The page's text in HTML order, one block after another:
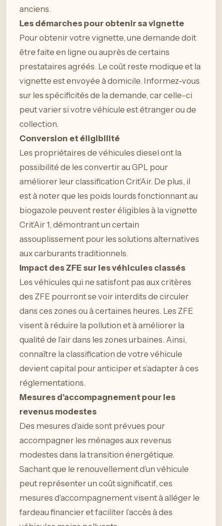
anciens.
Les démarches pour obtenir sa vignette
Pour obtenir votre vignette, une demande doit
être faite en ligne ou auprès de certains
prestataires agréés. Le coût reste modique et la
vignette est envoyée à domicile. Informez-vous
sur les spécificités de la demande, car celle-ci
peut varier si votre véhicule est étranger ou de
collection.
Conversion et éligibilité
Les propriétaires de véhicules diesel ont la
possibilité de les convertir au GPL pour
améliorer leur classification Crit’Air. De plus, il
est à noter que les poids lourds fonctionnant au
biogazole peuvent rester éligibles à la vignette
Crit’Air 1, démontrant un certain
assouplissement pour les solutions alternatives
aux carburants traditionnels.
Impact des ZFE sur les véhicules classés
Les véhicules qui ne satisfont pas aux critères
des ZFE pourront se voir interdits de circuler
dans ces zones ou à certaines heures. Les ZFE
visent à réduire la pollution et à améliorer la
qualité de l’air dans les zones urbaines. Ainsi,
connaître la classification de votre véhicule
devient capital pour anticiper et s’adapter à ces
réglementations.
Mesures d’accompagnement pour les
revenus modestes
Des mesures d’aide sont prévues pour
accompagner les ménages aux revenus
modestes dans la transition énergétique.
Sachant que le renouvellement d’un véhicule
peut représenter un coût significatif, ces
mesures d’accompagnement visent à alléger le
fardeau financier et faciliter l’accès à des